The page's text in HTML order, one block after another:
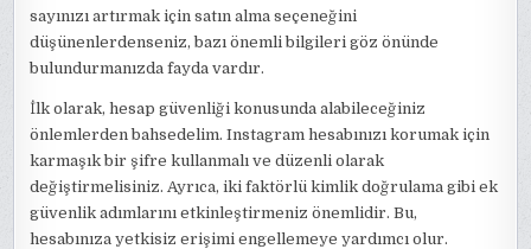
sayınızı artırmak için satın alma seçeneğini
düşünenlerdenseniz, bazı önemli bilgileri göz önünde
bulundurmanızda fayda vardır.
İlk olarak, hesap güvenliği konusunda alabileceğiniz
önlemlerden bahsedelim. Instagram hesabınızı korumak için
karmaşık bir şifre kullanmalı ve düzenli olarak
değiştirmelisiniz. Ayrıca, iki faktörlü kimlik doğrulama gibi ek
güvenlik adımlarını etkinleştirmeniz önemlidir. Bu,
hesabınıza yetkisiz erişimi engellemeye yardımcı olur.